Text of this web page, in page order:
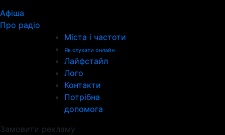
Афіша
Про радіо
Міста і частоти
Як слухати онлайн
Лайфстайл
Лого
Контакти
Потрібна
допомога
Замовити рекламу